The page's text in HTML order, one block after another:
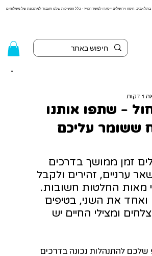
הלוגיסטיים בתל אביב, חיפה וירושלים ייסגרו למשך הקיץ - כלל הפעילות שלנו תעבור למתכונת של משלוחים
- שתפו אותנו
ששומר עליכם
זמן ממושך בדרכים
ערניים, זהירים ולקבל
מאות החלטות חשובות.
ואחד את השני, בטיפים
ומצילי החיים יש
להתנהלות נכונה בדרכים